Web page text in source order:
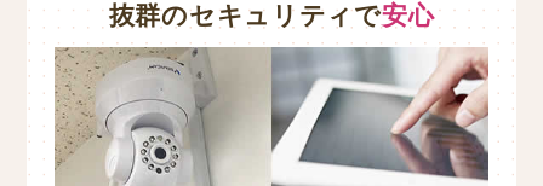
抜群のセキュリティで安心